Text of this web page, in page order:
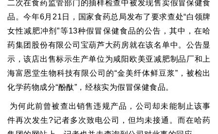
二次在食药监管部门的抽样检查中被发现售卖假冒保健食
品。今年6月 21 日 ， 国家食药总局发布了要求查处“白领牌
女性减肥冲剂”等13种假冒保健食品的公告 ，其中 ，在哈
药集团股份有限公司宝葫芦大药房就在该名单中。公告显
示 ，该店出售标示生产单位为咸阳欧美亚减肥制品厂和上
海富恩堂生物科技有限公司的“金美纤体鲜豆浆” ， 被检出
化学药物成分“酚酞” ， 经核实为假冒保健食品。
为何此前曾被查出销售违规产品 ， 公司却未能制止该事
件再次发生?记者多次致电公司 ，但均未接通。而在哈药